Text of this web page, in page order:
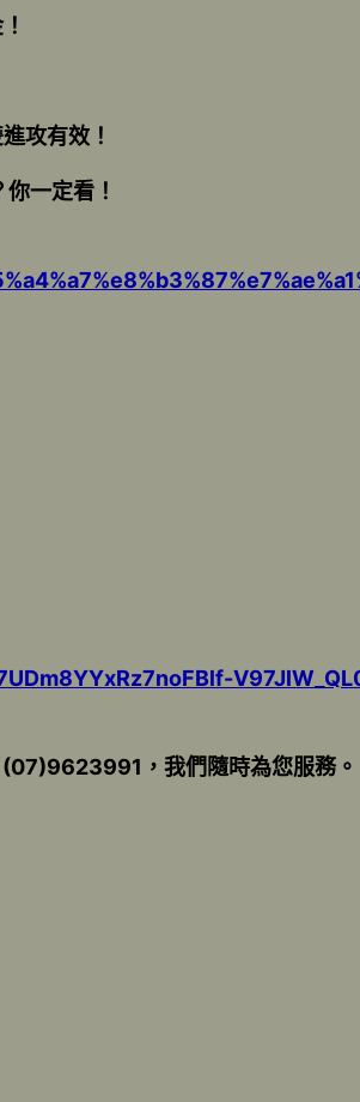
攻有效！
一定看！
，我們隨時為您服務。